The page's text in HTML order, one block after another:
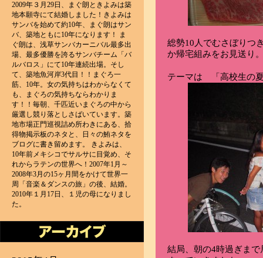
総勢10人でむさぼりつ
か帰宅組みをお見送り
テーマは 「高校生の
結局、朝の4時過ぎま
2009年３月29日、まぐ朗ときよみは築
地本願寺にて結婚しました！きよみは
サンバを始めて約10年、まぐ朗はサン
バ、築地ともに10年になります！ ま
ぐ朗は、浅草サンバカーニバル最多出
場、最多優勝を誇るサンバチーム「バ
ルバロス」にて10年連続出場。そし
て、築地魚河岸3代目！！まぐろ一
筋、10年。女の気持ちはわからなくて
も、まぐろの気持ちならわかりま
す！！毎朝、千匹近いまぐろの中から
厳選し競り落としさばいています。築
地市場正門巡視詰め所わきにある、拾
得物掲示板のネタと、日々の鮪ネタを
ブログに書き留めます。 きよみは、
10年前メキシコでサルサに目覚め、そ
れからラテンの世界へ！2007年1月～
2008年3月の15ヶ月間をかけて世界一
周「音楽＆ダンスの旅」の後、結婚。
2010年１月17日、１児の母になりまし
た。